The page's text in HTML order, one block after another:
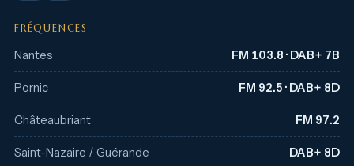
FRÉQUENCES
Nantes FM 103.8 · DAB+ 7B
Pornic FM 92.5 · DAB+ 8D
Châteaubriant FM 97.2
Saint-Nazaire / Guérande DAB+ 8D